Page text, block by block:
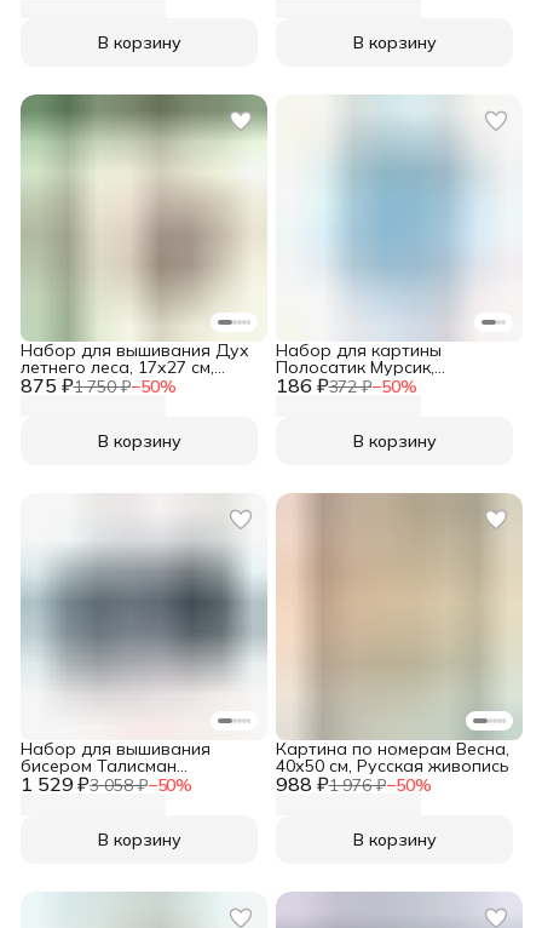
В корзину
В корзину
875 ₽1 750 ₽−50%
Набор для вышивания Дух
летнего леса, 17х27 см,
Вышивка крестом наборы,
В корзину
186 ₽372 ₽−50%
Набор для картины
Полосатик Мурсик,
антистресс, 12,5*17,5 см,
В корзину
1 529 ₽3 058 ₽−50%
Набор для вышивания
бисером Талисман
Нежность, 10х10 см, Радуга
В корзину
988 ₽1 976 ₽−50%
Картина по номерам Весна,
40х50 см, Русская живопись
В корзину